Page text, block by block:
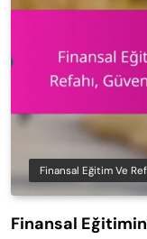
Finansal Eğitim Ve
Finansal